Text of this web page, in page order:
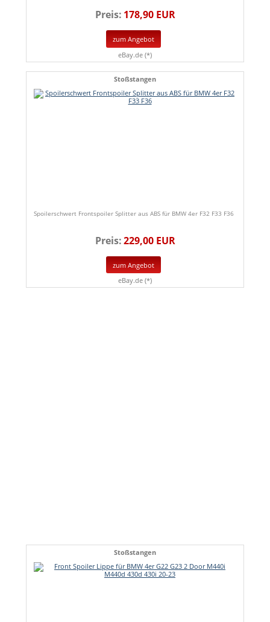
Preis: 178,90 EUR
zum Angebot
eBay.de (*)
Stoßstangen
Spoilerschwert Frontspoiler Splitter aus ABS für BMW 4er F32 F33 F36
Preis:229,00 EUR
zum Angebot
eBay.de (*)
Stoßstangen